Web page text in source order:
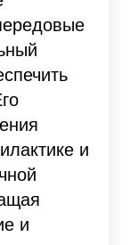
и
и